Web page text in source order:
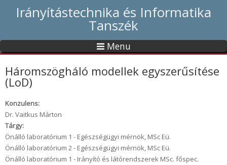
Irányítástechnika és Informatika
Tanszék
Menu
Háromszögháló modellek egyszerűsítése
(LoD)
Konzulens:
Dr. Vaitkus Márton
Tárgy:
Önálló laboratórium 1 - Egészségügyi mérnök, MSc Eü.
Önálló laboratórium 2 - Egészségügyi mérnök, MSc Eü.
Önálló laboratórium 1 - Irányító és látórendszerek MSc. főspec.